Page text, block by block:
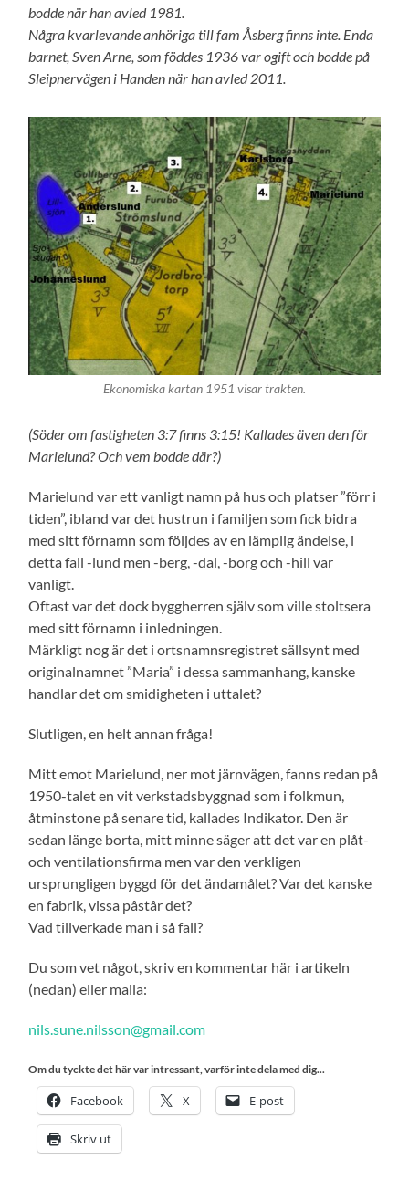
bodde när han avled 1981.
Några kvarlevande anhöriga till fam Åsberg finns inte. Enda
barnet, Sven Arne, som föddes 1936 var ogift och bodde på
Sleipnervägen i Handen när han avled 2011.
Ekonomiska kartan 1951 visar trakten.
(Söder om fastigheten 3:7 finns 3:15! Kallades även den för
Marielund? Och vem bodde där?)
Marielund var ett vanligt namn på hus och platser ”förr i
tiden”, ibland var det hustrun i familjen som fick bidra
med sitt förnamn som följdes av en lämplig ändelse, i
detta fall -lund men -berg, -dal, -borg och -hill var
vanligt.
Oftast var det dock byggherren själv som ville stoltsera
med sitt förnamn i inledningen.
Märkligt nog är det i ortsnamnsregistret sällsynt med
originalnamnet ”Maria” i dessa sammanhang, kanske
handlar det om smidigheten i uttalet?
Slutligen, en helt annan fråga!
Mitt emot Marielund, ner mot järnvägen, fanns redan på
1950-talet en vit verkstadsbyggnad som i folkmun,
åtminstone på senare tid, kallades Indikator. Den är
sedan länge borta, mitt minne säger att det var en plåt-
och ventilationsfirma men var den verkligen
ursprungligen byggd för det ändamålet? Var det kanske
en fabrik, vissa påstår det?
Vad tillverkade man i så fall?
Du som vet något, skriv en kommentar här i artikeln
(nedan) eller maila:
nils.sune.nilsson@gmail.com
Om du tyckte det här var intressant, varför inte dela med dig...
Facebook X E-post
Skriv ut